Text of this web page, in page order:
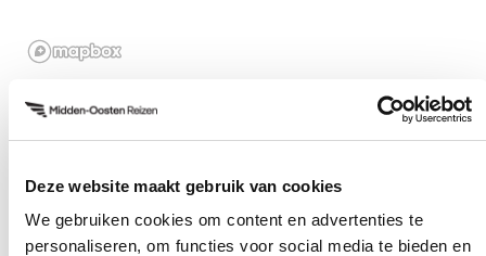
Deze website maakt gebruik van cookies
We gebruiken cookies om content en advertenties te
personaliseren, om functies voor social media te bieden en
Sfeerimpressie